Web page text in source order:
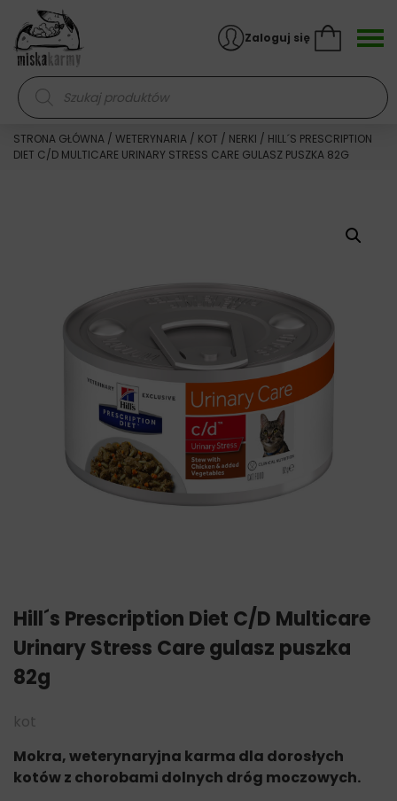
Skocz do treści
Wyszukiwarka produktów
Zaloguj się
STRONA GŁÓWNA / WETERYNARIA / KOT / NERKI / HILL´S PRESCRIPTION
DIET C/D MULTICARE URINARY STRESS CARE GULASZ PUSZKA 82G
Hill´s Prescription Diet C/D Multicare
Urinary Stress Care gulasz puszka
82g
kot
Mokra, weterynaryjna karma dla dorosłych
kotów z chorobami dolnych dróg moczowych.